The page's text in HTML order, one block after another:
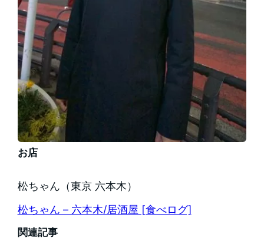
お店
松ちゃん（東京 六本木）
松ちゃん – 六本木/居酒屋 [食べログ]
関連記事